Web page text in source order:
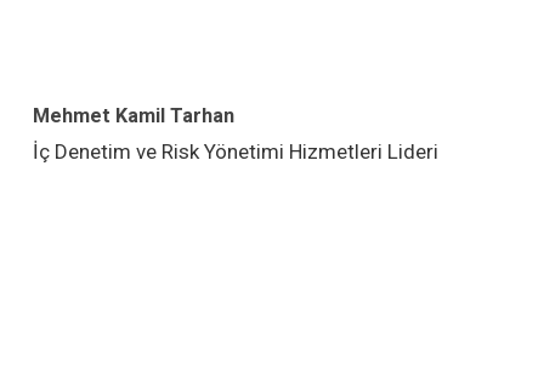
Mehmet Kamil Tarhan
İç Denetim ve Risk Yönetimi Hizmetleri Lideri